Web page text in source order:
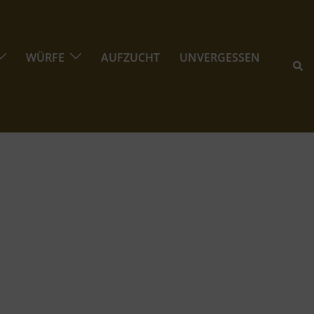
WÜRFE AUFZUCHT UNVERGESSEN